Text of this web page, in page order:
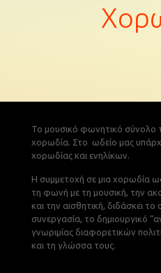
Το μουσικό φωνητικό σύνολο
χορωδία. Στο ωδείο μας
χορωδίας και ενηλίκων.
Η συμμετοχή σε μια χορωδία
τη φωνή με τη μουσική, την
και την αισθητική, διδάσκει
συνεργασία, το δημιουργικό
γνωριμίας διαφορετικών
και τη γλώσσα τους.